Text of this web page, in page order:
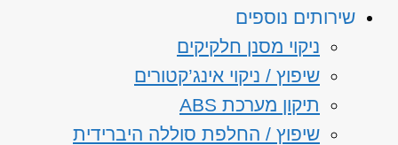
שירותים נוספים
ניקוי מסנן חלקיקים
שיפוץ / ניקוי אינג’קטורים
תיקון מערכת ABS
שיפוץ / החלפת סוללה היברידית